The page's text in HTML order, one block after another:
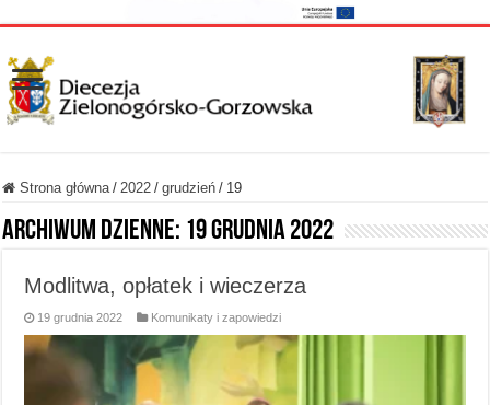
Strona główna / 2022 / grudzień / 19
Archiwum dzienne: 19 grudnia 2022
Modlitwa, opłatek i wieczerza
19 grudnia 2022 Komunikaty i zapowiedzi